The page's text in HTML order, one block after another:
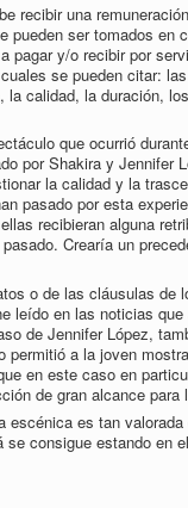
recibir una
ser tomados en
pagar y/o recibir por
se pueden citar:
calidad, la duración,
que ocurrió
por Shakira y Jennifer
la calidad y la
pasado por esta
recibieran alguna
Crearía un
o de las cláusulas de
leído en las noticias
de Jennifer López,
permitió a la joven
en este caso en
de gran alcance para
es tan
consigue estando en